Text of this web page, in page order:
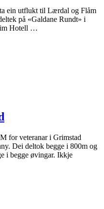
ein utflukt til Lærdal og Flåm
på «Galdane Rundt» i
Hotell …
for veteranar i Grimstad
Dei deltok begge i 800m og
i begge øvingar. Ikkje